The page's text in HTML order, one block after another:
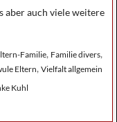
aber auch viele weitere
Familie, Familie divers,
Eltern, Vielfalt allgemein
Kuhl